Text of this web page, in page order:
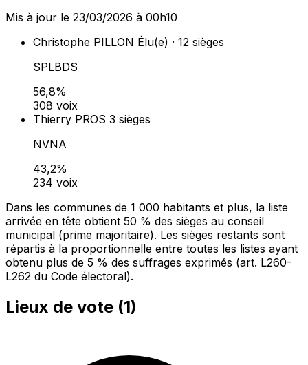
Mis à jour le 23/03/2026 à 00h10
Christophe PILLON Élu(e) · 12 sièges
SPLBDS
56,8%
308 voix
Thierry PROS 3 sièges
NVNA
43,2%
234 voix
Dans les communes de 1 000 habitants et plus, la liste
arrivée en tête obtient 50 % des sièges au conseil
municipal (prime majoritaire). Les sièges restants sont
répartis à la proportionnelle entre toutes les listes ayant
obtenu plus de 5 % des suffrages exprimés (art. L260-
L262 du Code électoral).
Lieux de vote (1)